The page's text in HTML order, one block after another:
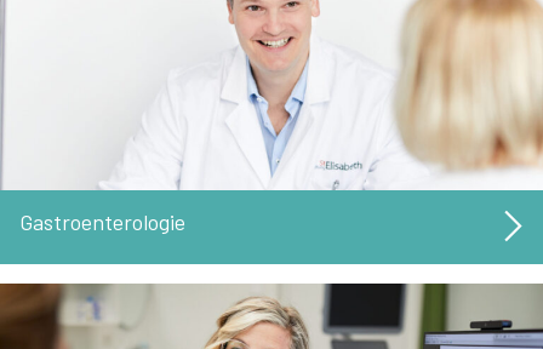
Gastroenterologie